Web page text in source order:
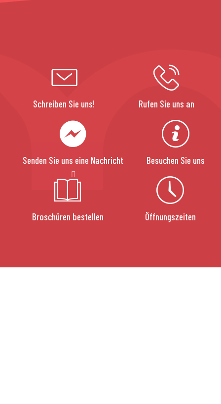
Schreiben Sie uns! Rufen Sie uns an
Senden Sie uns eine Nachricht Besuchen Sie uns
Broschüren bestellen Öffnungszeiten